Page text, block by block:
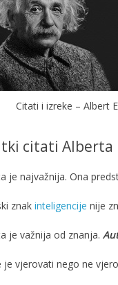
Citati i izreke – Albert
citati Alberta
je najvažnija. Ona
znakinteligencije nije
je važnija od znanja.
je vjerovati nego ne